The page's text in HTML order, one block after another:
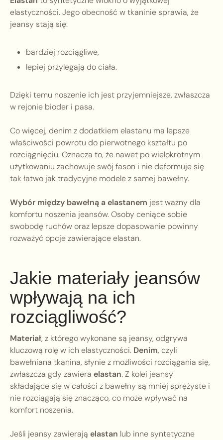
elastyczności. Jego obecność w tkaninie sprawia, że
jeansy stają się:
bardziej rozciągliwe,
lepiej przylegają do ciała.
Dzięki temu noszenie ich jest przyjemniejsze, zwłaszcza
w rejonie bioder i pasa.
Co więcej, denim z dodatkiem elastanu ma lepsze
właściwości powrotu do pierwotnego kształtu po
rozciągnięciu. Oznacza to, że nawet po wielokrotnym
użytkowaniu zachowuje swój fason i nie deformuje się
tak łatwo jak tradycyjne modele z samej bawełny.
Wybór między bawełną a elastanem jest ważny dla
komfortu noszenia jeansów. Osoby ceniące sobie
swobodę ruchów oraz lepsze dopasowanie powinny
rozważyć opcje zawierające elastan.
Jakie materiały jeansów
wpływają na ich
rozciągliwość?
Materiał, z którego wykonane są jeansy, odgrywa
kluczową rolę w ich elastyczności. Denim, czyli
bawełniana tkanina, słynie z możliwości rozciągania się,
zwłaszcza gdy zawiera elastan. Z kolei jeansy
składające się w całości z bawełny są mniej sprężyste i
nie rozciągają się znacząco, co może wpływać na
komfort noszenia.
Jeśli jeansy zawierają elastan lub inne syntetyczne